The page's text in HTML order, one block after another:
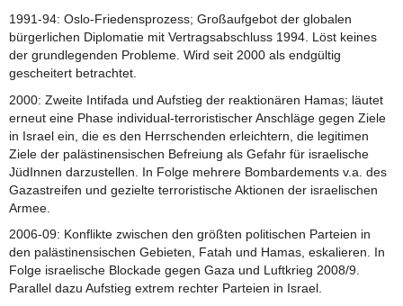
1991-94: Oslo-Friedensprozess; Großaufgebot der globalen
bürgerlichen Diplomatie mit Vertragsabschluss 1994. Löst keines
der grundlegenden Probleme. Wird seit 2000 als endgültig
gescheitert betrachtet.
2000: Zweite Intifada und Aufstieg der reaktionären Hamas; läutet
erneut eine Phase individual-terroristischer Anschläge gegen Ziele
in Israel ein, die es den Herrschenden erleichtern, die legitimen
Ziele der palästinensischen Befreiung als Gefahr für israelische
JüdInnen darzustellen. In Folge mehrere Bombardements v.a. des
Gazastreifen und gezielte terroristische Aktionen der israelischen
Armee.
2006-09: Konflikte zwischen den größten politischen Parteien in
den palästinensischen Gebieten, Fatah und Hamas, eskalieren. In
Folge israelische Blockade gegen Gaza und Luftkrieg 2008/9.
Parallel dazu Aufstieg extrem rechter Parteien in Israel.